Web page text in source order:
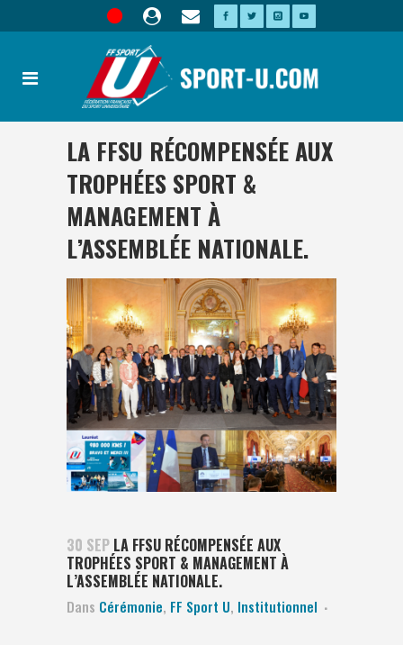
LA FFSU RÉCOMPENSÉE AUX
TROPHÉES SPORT &
MANAGEMENT À
L’ASSEMBLÉE NATIONALE.
30 SEP LA FFSU RÉCOMPENSÉE AUX
TROPHÉES SPORT & MANAGEMENT À
L’ASSEMBLÉE NATIONALE.
Dans Cérémonie, FF Sport U, Institutionnel